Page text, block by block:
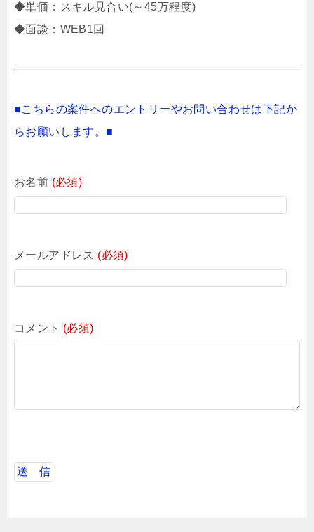
◆単価：スキル見合い(～45万程度)
◆面談：WEB1回
■こちらの案件へのエントリーやお問い合わせは下記か
らお願いします。■
お名前 (必須)
メールアドレス (必須)
コメント (必須)